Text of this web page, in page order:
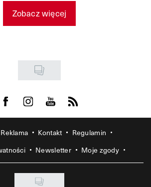
Zobacz więcej
Visit us on Facebook
Visit us on Instagram
Visit us on Youtube
Visit us on Rss
Reklama Kontakt
Regulamin
Newsletter Moje zgody